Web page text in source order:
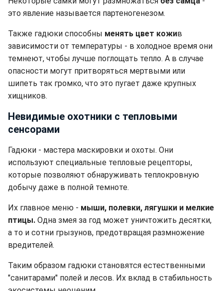
это явление называется партеногенезом.
Также гадюки способны менять цвет кожив
зависимости от температуры - в холодное время они
темнеют, чтобы лучше поглощать тепло. А в случае
опасности могут притворяться мертвыми или
шипеть так громко, что это пугает даже крупных
хищников.
Невидимые охотники с тепловыми
сенсорами
Гадюки - мастера маскировки и охоты. Они
используют специальные тепловые рецепторы,
которые позволяют обнаруживать теплокровную
добычу даже в полной темноте.
Их главное меню - мыши, полевки, лягушки и мелкие
птицы. Одна змея за год может уничтожить десятки,
а то и сотни грызунов, предотвращая размножение
вредителей.
Таким образом гадюки становятся естественными
"санитарами" полей и лесов. Их вклад в стабильность